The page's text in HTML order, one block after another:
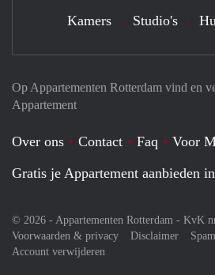
Op Appartementen Rotterdam vind en
Appartement
Over ons Contact Faq Voor
Gratis je Appartement aanbieden
© 2026 - Appartementen Rotterdam - KvK
Voorwaarden & privacy
Disclaimer
Account verwijderen
Kamers Studio's